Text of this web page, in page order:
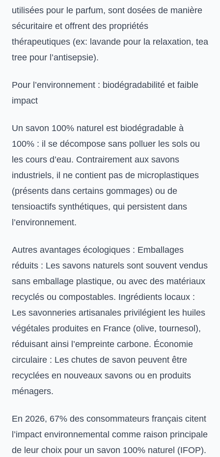
utilisées pour le parfum, sont dosées de manière
sécuritaire et offrent des propriétés
thérapeutiques (ex: lavande pour la relaxation, tea
tree pour l’antisepsie).
Pour l’environnement : biodégradabilité et faible
impact
Un savon 100% naturel est biodégradable à
100% : il se décompose sans polluer les sols ou
les cours d’eau. Contrairement aux savons
industriels, il ne contient pas de microplastiques
(présents dans certains gommages) ou de
tensioactifs synthétiques, qui persistent dans
l’environnement.
Autres avantages écologiques : Emballages
réduits : Les savons naturels sont souvent vendus
sans emballage plastique, ou avec des matériaux
recyclés ou compostables. Ingrédients locaux :
Les savonneries artisanales privilégient les huiles
végétales produites en France (olive, tournesol),
réduisant ainsi l’empreinte carbone. Économie
circulaire : Les chutes de savon peuvent être
recyclées en nouveaux savons ou en produits
ménagers.
En 2026, 67% des consommateurs français citent
l’impact environnemental comme raison principale
de leur choix pour un savon 100% naturel (IFOP).